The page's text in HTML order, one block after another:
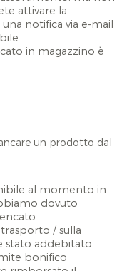
attivare la
notifica via e-mail
in magazzino è
un prodotto dal
al momento in
dovuto
/ sulla
stato addebitato.
bonifico